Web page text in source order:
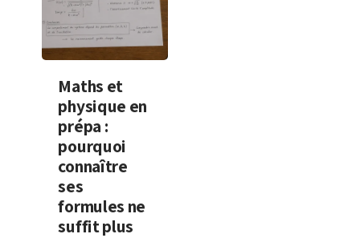
Maths et
physique en
prépa :
pourquoi
connaître
ses
formules ne
suffit plus